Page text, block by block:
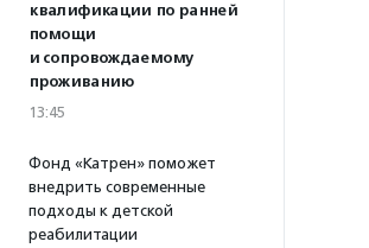
квалификации по ранней
помощи
и сопровождаемому
проживанию
13:45
Фонд «Катрен» поможет
внедрить современные
подходы к детской
реабилитации